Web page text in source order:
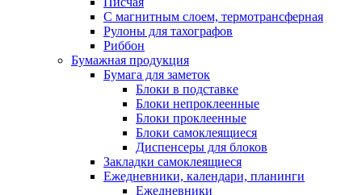
С магнитным слоем, термотрансферная
Рулоны для тахографов
Риббон
Бумажная продукция
Бумага для заметок
Блоки в подставке
Блоки непроклеенные
Блоки проклеенные
Блоки самоклеящиеся
Диспенсеры для блоков
Закладки самоклеящиеся
Ежедневники, календари, планинги
Ежедневники